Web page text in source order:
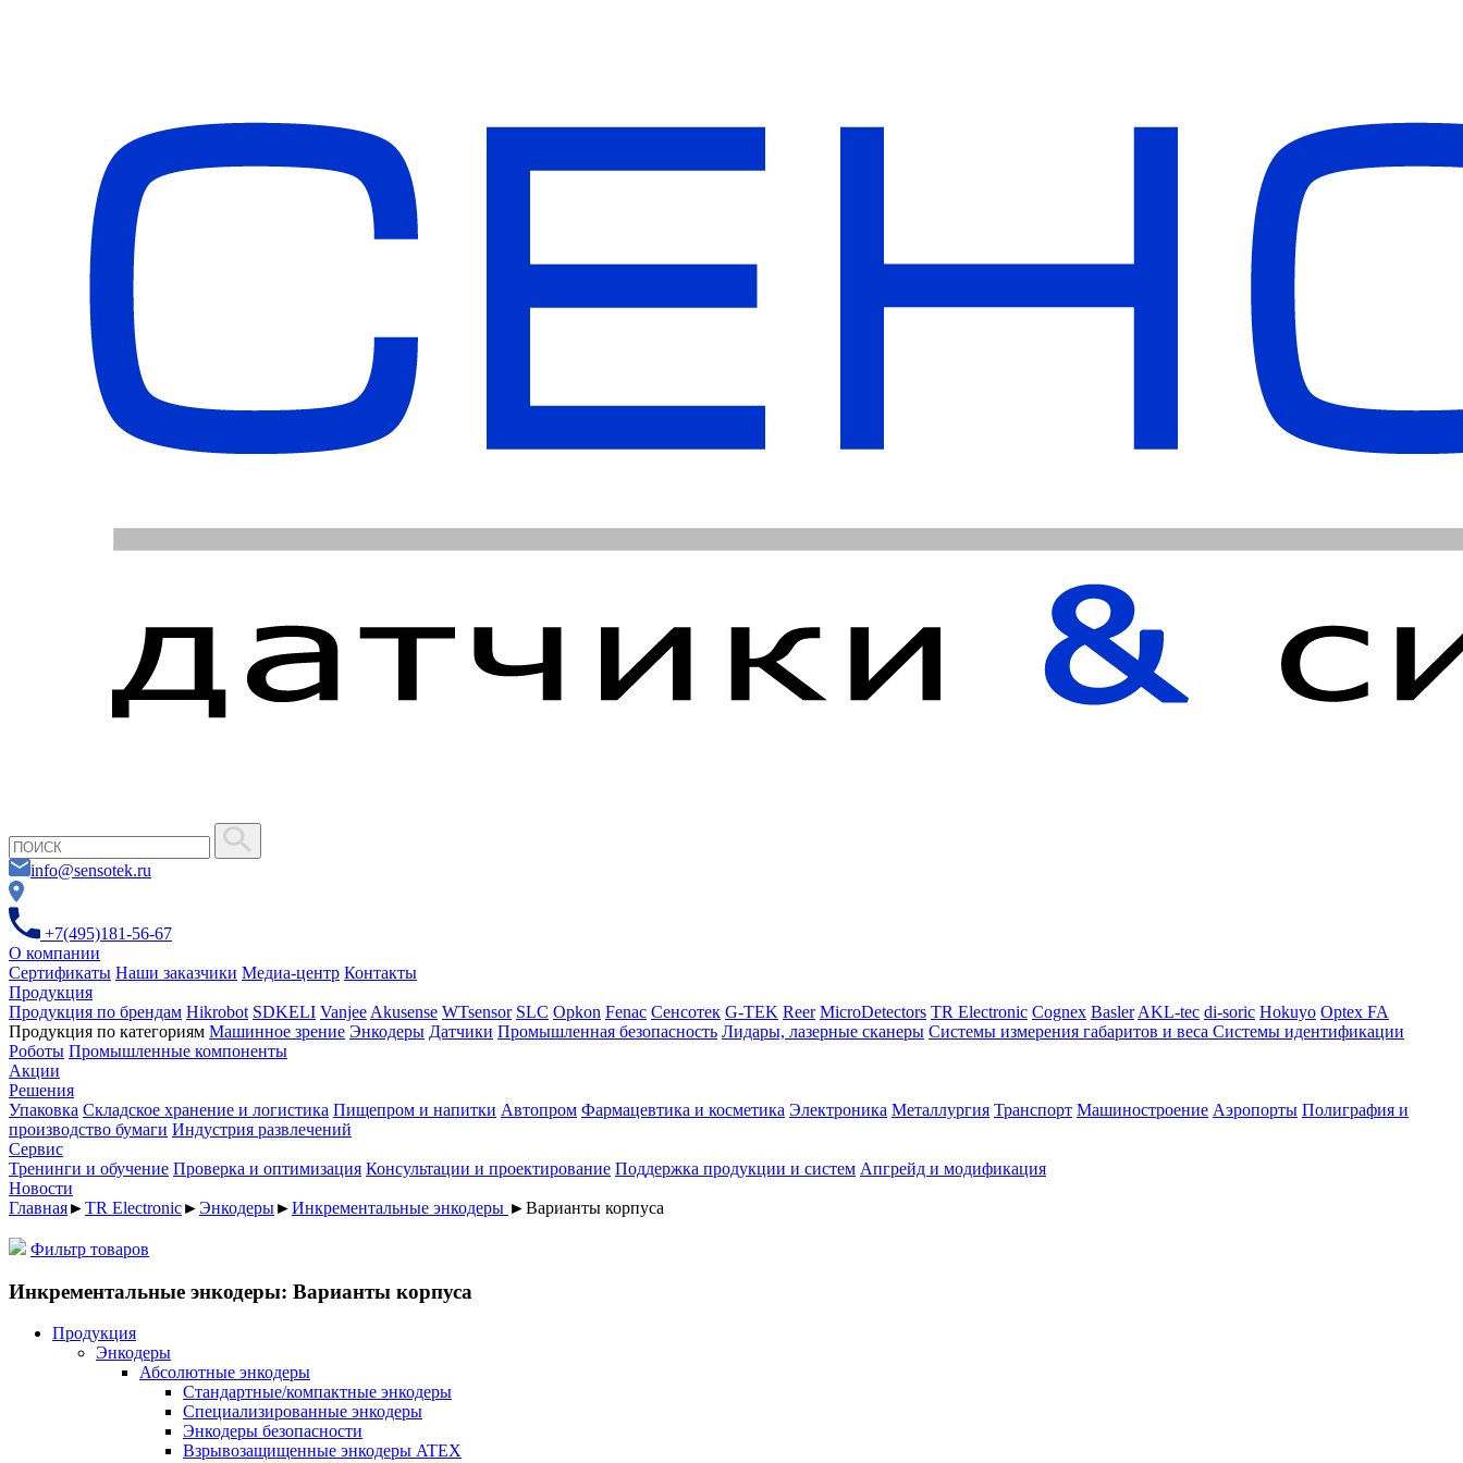
info@sensotek.ru
+7(495)181-56-67
О компании
Сертификаты Наши заказчики Медиа-центр Контакты
Продукция
Продукция по брендам Hikrobot SDKELI Vanjee Akusense WTsensor SLC Opkon Fenac Сенсотек G-TEK Reer MicroDetectors TR Electronic Cognex Basler AKL-tec di-soric Hokuyo Optex FA
Продукция по категориям Машинное зрение Энкодеры Датчики Промышленная безопасность Лидары, лазерные сканеры Системы измерения габаритов и веса Системы идентификации
Роботы Промышленные компоненты
Акции
Решения
Упаковка Складское хранение и логистика Пищепром и напитки Автопром Фармацевтика и косметика Электроника Металлургия Транспорт Машиностроение Аэропорты Полиграфия и
производство бумаги Индустрия развлечений
Сервис
Тренинги и обучение Проверка и оптимизация Консультации и проектирование Поддержка продукции и систем Апгрейд и модификация
Новости
Главная►TR Electronic►Энкодеры►Инкрементальные энкодеры ►Варианты корпуса
Фильтр товаров
Инкрементальные энкодеры: Варианты корпуса
Продукция
Энкодеры
Абсолютные энкодеры
Стандартные/компактные энкодеры
Специализированные энкодеры
Энкодеры безопасности
Взрывозащищенные энкодеры ATEX